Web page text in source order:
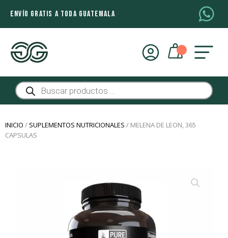
ENVÍO GRATIS A TODA GUATEMALA
Búsqueda
de
productos
INICIO / SUPLEMENTOS NUTRICIONALES / MELENA DE LEON, 365
CAPSULAS